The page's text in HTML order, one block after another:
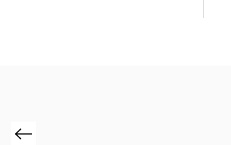
Previous